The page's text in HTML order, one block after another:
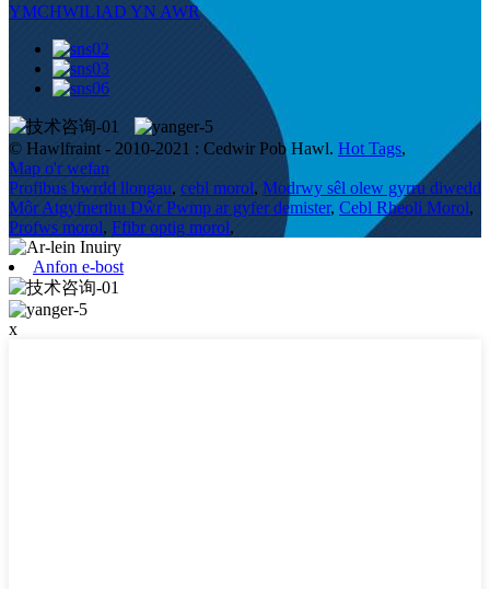
YMCHWILIAD YN AWR
© Hawlfraint - 2010-2021 : Cedwir Pob Hawl. Hot Tags,
Map o'r wefan
Profibus bwrdd llongau, cebl morol, Modrwy sêl olew gyrru diwedd
Môr Atgyfnerthu Dŵr Pwmp ar gyfer demister, Cebl Rheoli Morol,
Profws morol, Ffibr optig morol,
Anfon e-bost
x